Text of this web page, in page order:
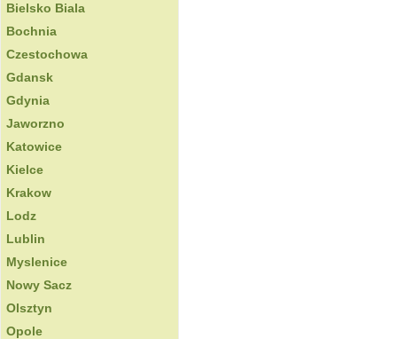
Bielsko Biala
Bochnia
Czestochowa
Gdansk
Gdynia
Jaworzno
Katowice
Kielce
Krakow
Lodz
Lublin
Myslenice
Nowy Sacz
Olsztyn
Opole